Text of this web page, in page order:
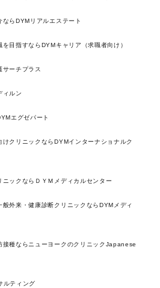
らDYMリアルエステート
目指すならDYMキャリア（求職者向け）
サーチプラス
ィルン
エグゼパート
クリニックならDYMインターナショナルク
ックならＤＹＭメディカルセンター
外来・健康診断クリニックならDYMメディ
接種ならニューヨークのクリニックJapanese
ルティング